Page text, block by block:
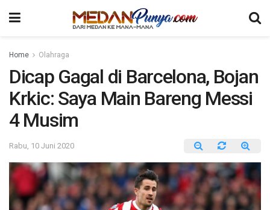
Home Olahraga
Dicap Gagal di Barcelona, Bojan
Krkic: Saya Main Bareng Messi
4 Musim
Rabu, 10 Juni 2020